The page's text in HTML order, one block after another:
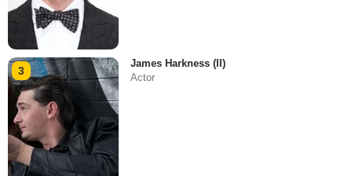
3
James Harkness (II)
Actor